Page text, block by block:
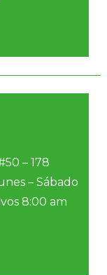
– 178
– Sábado
8:00 am